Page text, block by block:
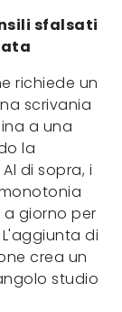
sfalsati
richiede un
scrivania
a una
la
di sopra, i
giorno per
di
crea un
studio